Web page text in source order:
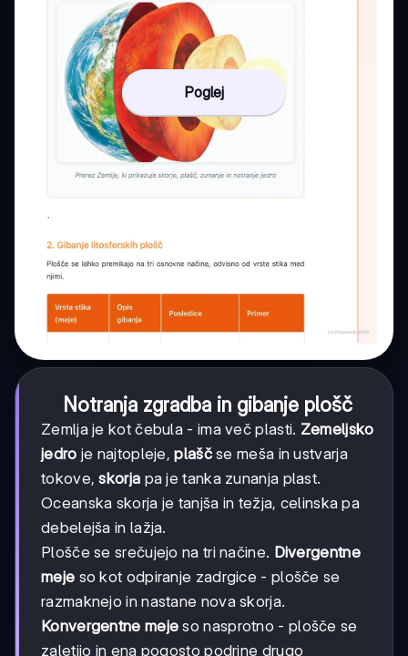
Poglej
Notranja zgradba in gibanje plošč
Zemlja je kot čebula - ima več plasti. Zemeljsko
jedro je najtopleje,plaščse meša in ustvarja
tokove,skorja pa je tanka zunanja plast.
Oceanska skorja je tanjša in težja, celinska pa
debelejša in lažja.
Plošče se srečujejo na tri načine. Divergentne
meje so kot odpiranje zadrgice - plošče se
razmaknejo in nastane nova skorja.
Konvergentne meje so nasprotno - plošče se
zaletijo in ena pogosto podrine drugo